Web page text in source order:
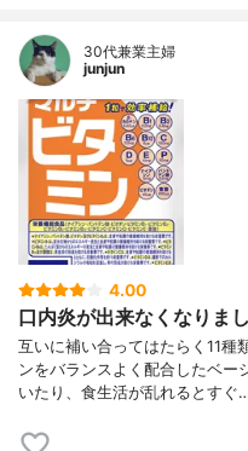
30代兼業主婦
junjun
4.00
口内炎が出来なくなりま
互いに補い合ってはたらく11種
ンをバランスよく配合したベー
いたり、食生活が乱れるとすぐ